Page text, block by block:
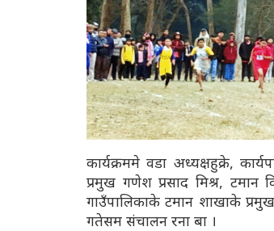
कार्यक्रममे वडा अध्यक्षहुक्रे,
प्रमुख गणेश प्रसाद मिश्र, टमान
गाउँपालिकाके टमान शाखाके
गतेसम संचालन रना बा ।